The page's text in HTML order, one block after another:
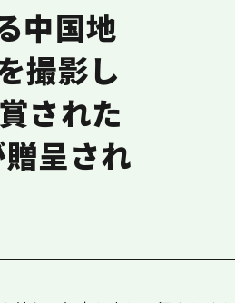
中国地
撮影し
された
呈され